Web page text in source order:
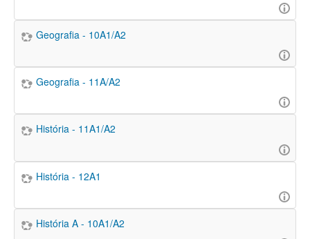
Geografia - 10A1/A2
Geografia - 11A/A2
História - 11A1/A2
História - 12A1
História A - 10A1/A2